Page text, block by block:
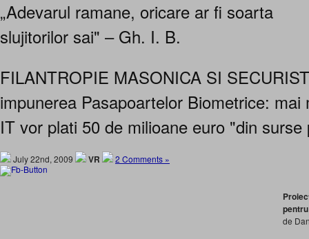
„Adevarul ramane, oricare ar fi soarta
slujitorilor sai" – Gh. I. B.
FILANTROPIE MASONICA SI
impunerea Pasapoartelor Biometrice: mai
IT vor plati 50 de milioane euro "din surse
July 22nd, 2009 VR 2 Comments »
de